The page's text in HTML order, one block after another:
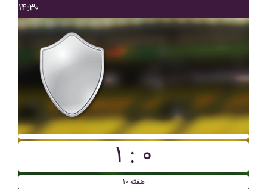
۱۴:۳۰
۱ : ۰
هفته ۱۰